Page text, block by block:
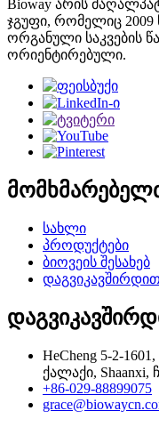
Bioway არის
ჯგუფი, რომელიც
ორგანული საკვების
ორიენტირებული.
სახლი
პროდუქტები
ბიოვეის შესახებ
დაგვიკავშირდით
HeCheng 5-2-
ქალაქი, Shaanxi,
+86-029-88899075